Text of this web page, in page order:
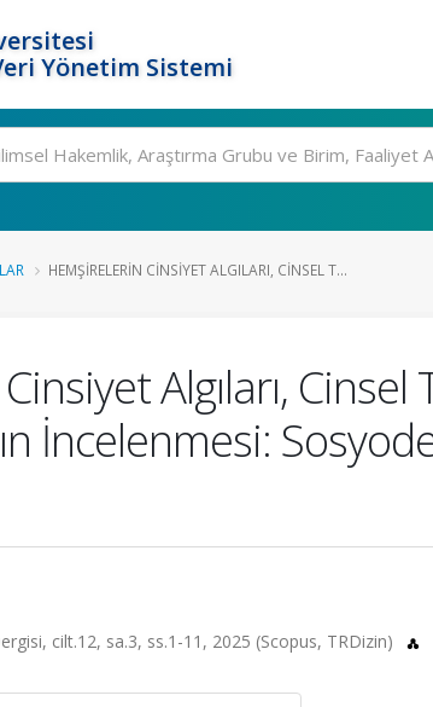
Yönetim Sistemi
HEMŞIRELERIN CINSIYET ALGILARI, CINSEL T...
Algıları, Cinsel
İncelenmesi:
cilt.12, sa.3, ss.1-11, 2025 (Scopus, TRDizin)